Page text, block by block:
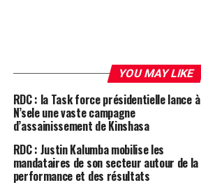
YOU MAY LIKE
RDC : la Task force présidentielle lance à
N’sele une vaste campagne
d’assainissement de Kinshasa
RDC : Justin Kalumba mobilise les
mandataires de son secteur autour de la
performance et des résultats